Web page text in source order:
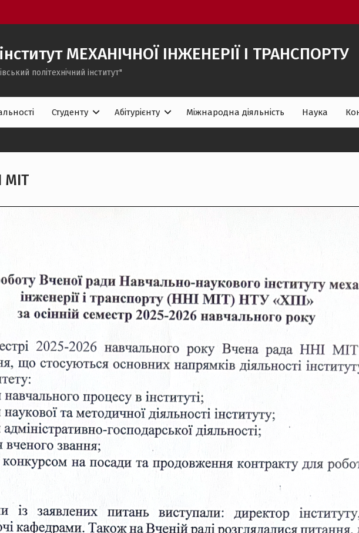
МЕХАНІЧНОЇ ІНЖЕНЕРІЇ І ТРАНСПОРТУ
політехнічний iнститут"
Студенту Абітурієнту Міжнародна діяльність Наука
МІТ